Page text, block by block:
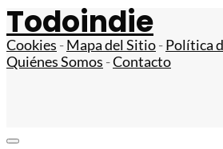
Todoindie
Cookies -Mapa del Sitio-Política
Quiénes Somos -Contacto